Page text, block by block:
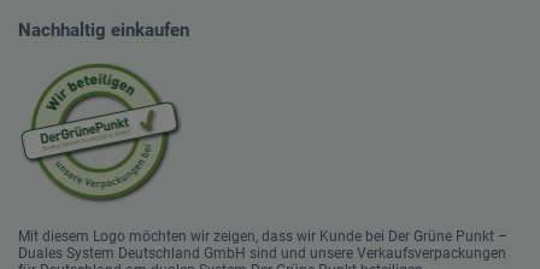
Nachhaltig einkaufen
Mit diesem Logo möchten wir zeigen, dass wir Kunde bei Der Grüne Punkt –
Duales System Deutschland GmbH sind und unsere Verkaufsverpackungen